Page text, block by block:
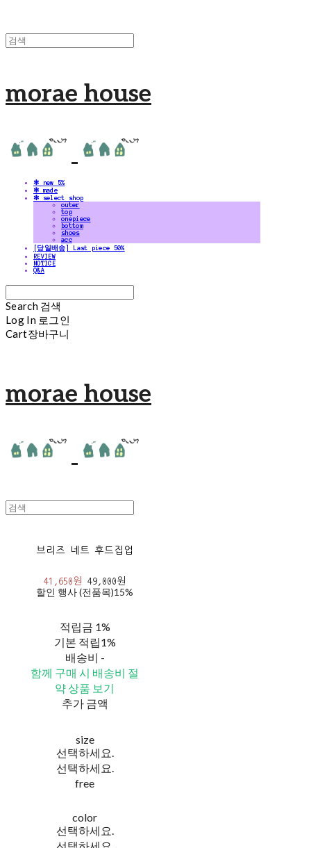
morae house
✻ new 5%
✻ made
✻ select shop
outer
top
onepiece
bottom
shoes
acc
[당일배송] Last piece 50%
REVIEW
NOTICE
Q&A
Search 검색
Log In 로그인
Cart장바구니
morae house
브리즈 네트 후드집업
41,650원 49,000원
할인 행사 (전품목)15%
적립금 1%
기본 적립1%
배송비 -
함께 구매 시 배송비 절
약 상품 보기
추가 금액
size
선택하세요.
선택하세요.
free
color
선택하세요.